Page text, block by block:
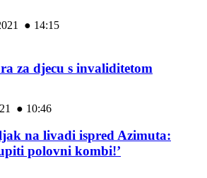
● 14:15
za djecu s invaliditetom
● 10:46
na livadi ispred Azimuta:
polovni kombi!’